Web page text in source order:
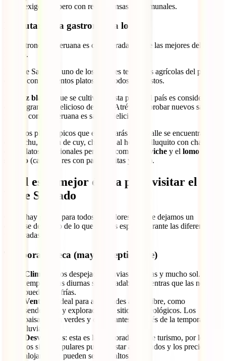
exigentes, pero con recompensas descomunales.
Disfrutar de la gastronomía local
La gastronomía peruana es considerada una de las mejores del
mundo.
El Valle Sagrado, uno de los mejores territorios agrícolas del país,
cuenta con suculentos platos para todos los gustos.
maíz blanco
que se cultiva en esta parte del país es considerado
el más grande y delicioso de Perú. Atrévete a probar nuevos sabores,
pues la comida peruana es sana y deliciosa.
Entre los platos típicos que encontrarás en el valle se encuentran:
chiri uchu, pepián de cuy, chancho al horno, olluquito con charqui y
otros platos tradicionales peruanos como el
ceviche y el lomo
saltado (carne de res con patatas fritas y arroz).
Cuál es la mejor época para visitar el
Valle Sagrado
Como hay gustos para todos los colores, aquí te dejamos un
desglose detallado de lo que puedes esperar durante las diferentes
temporadas:
Temporada seca (mayo a septiembre)
Clima
: cielos despejados, lluvias mínimas y mucho sol. Las
temperaturas diurnas son agradables, mientras que las noches
pueden ser frías.
Ventajas
: ideal para actividades al aire libre, como
senderismo y exploración de sitios arqueológicos. Los
paisajes son verdes y exuberantes después de la temporada de
lluvias.
Desventajas: esta es la temporada alta de turismo, por lo que
los sitios populares pueden estar abarrotados y los precios del
alojamiento pueden ser más altos.